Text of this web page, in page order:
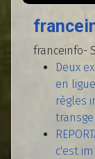
franceinfo-
Deux
en
règles
c'est